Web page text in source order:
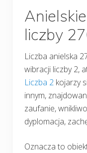
liczby
Liczba anielska
wibracji liczby 2,
Liczba 2 kojarzy
innym,
zaufanie,
dyplomacja,
Oznacza to